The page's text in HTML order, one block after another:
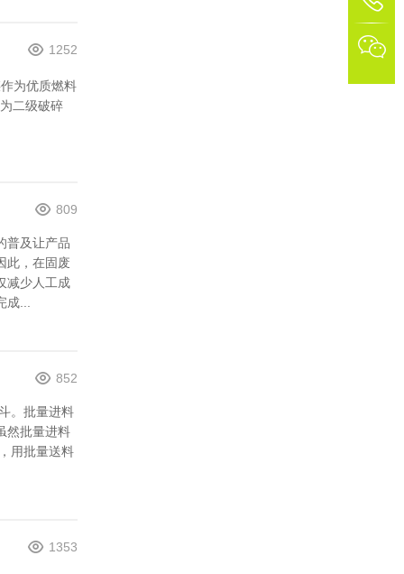
1252
为优质燃料
二级破碎
809
普及让产品
此，在固废
减少人工成
...
852
。批量进料
然批量进料
用批量送料
1353
